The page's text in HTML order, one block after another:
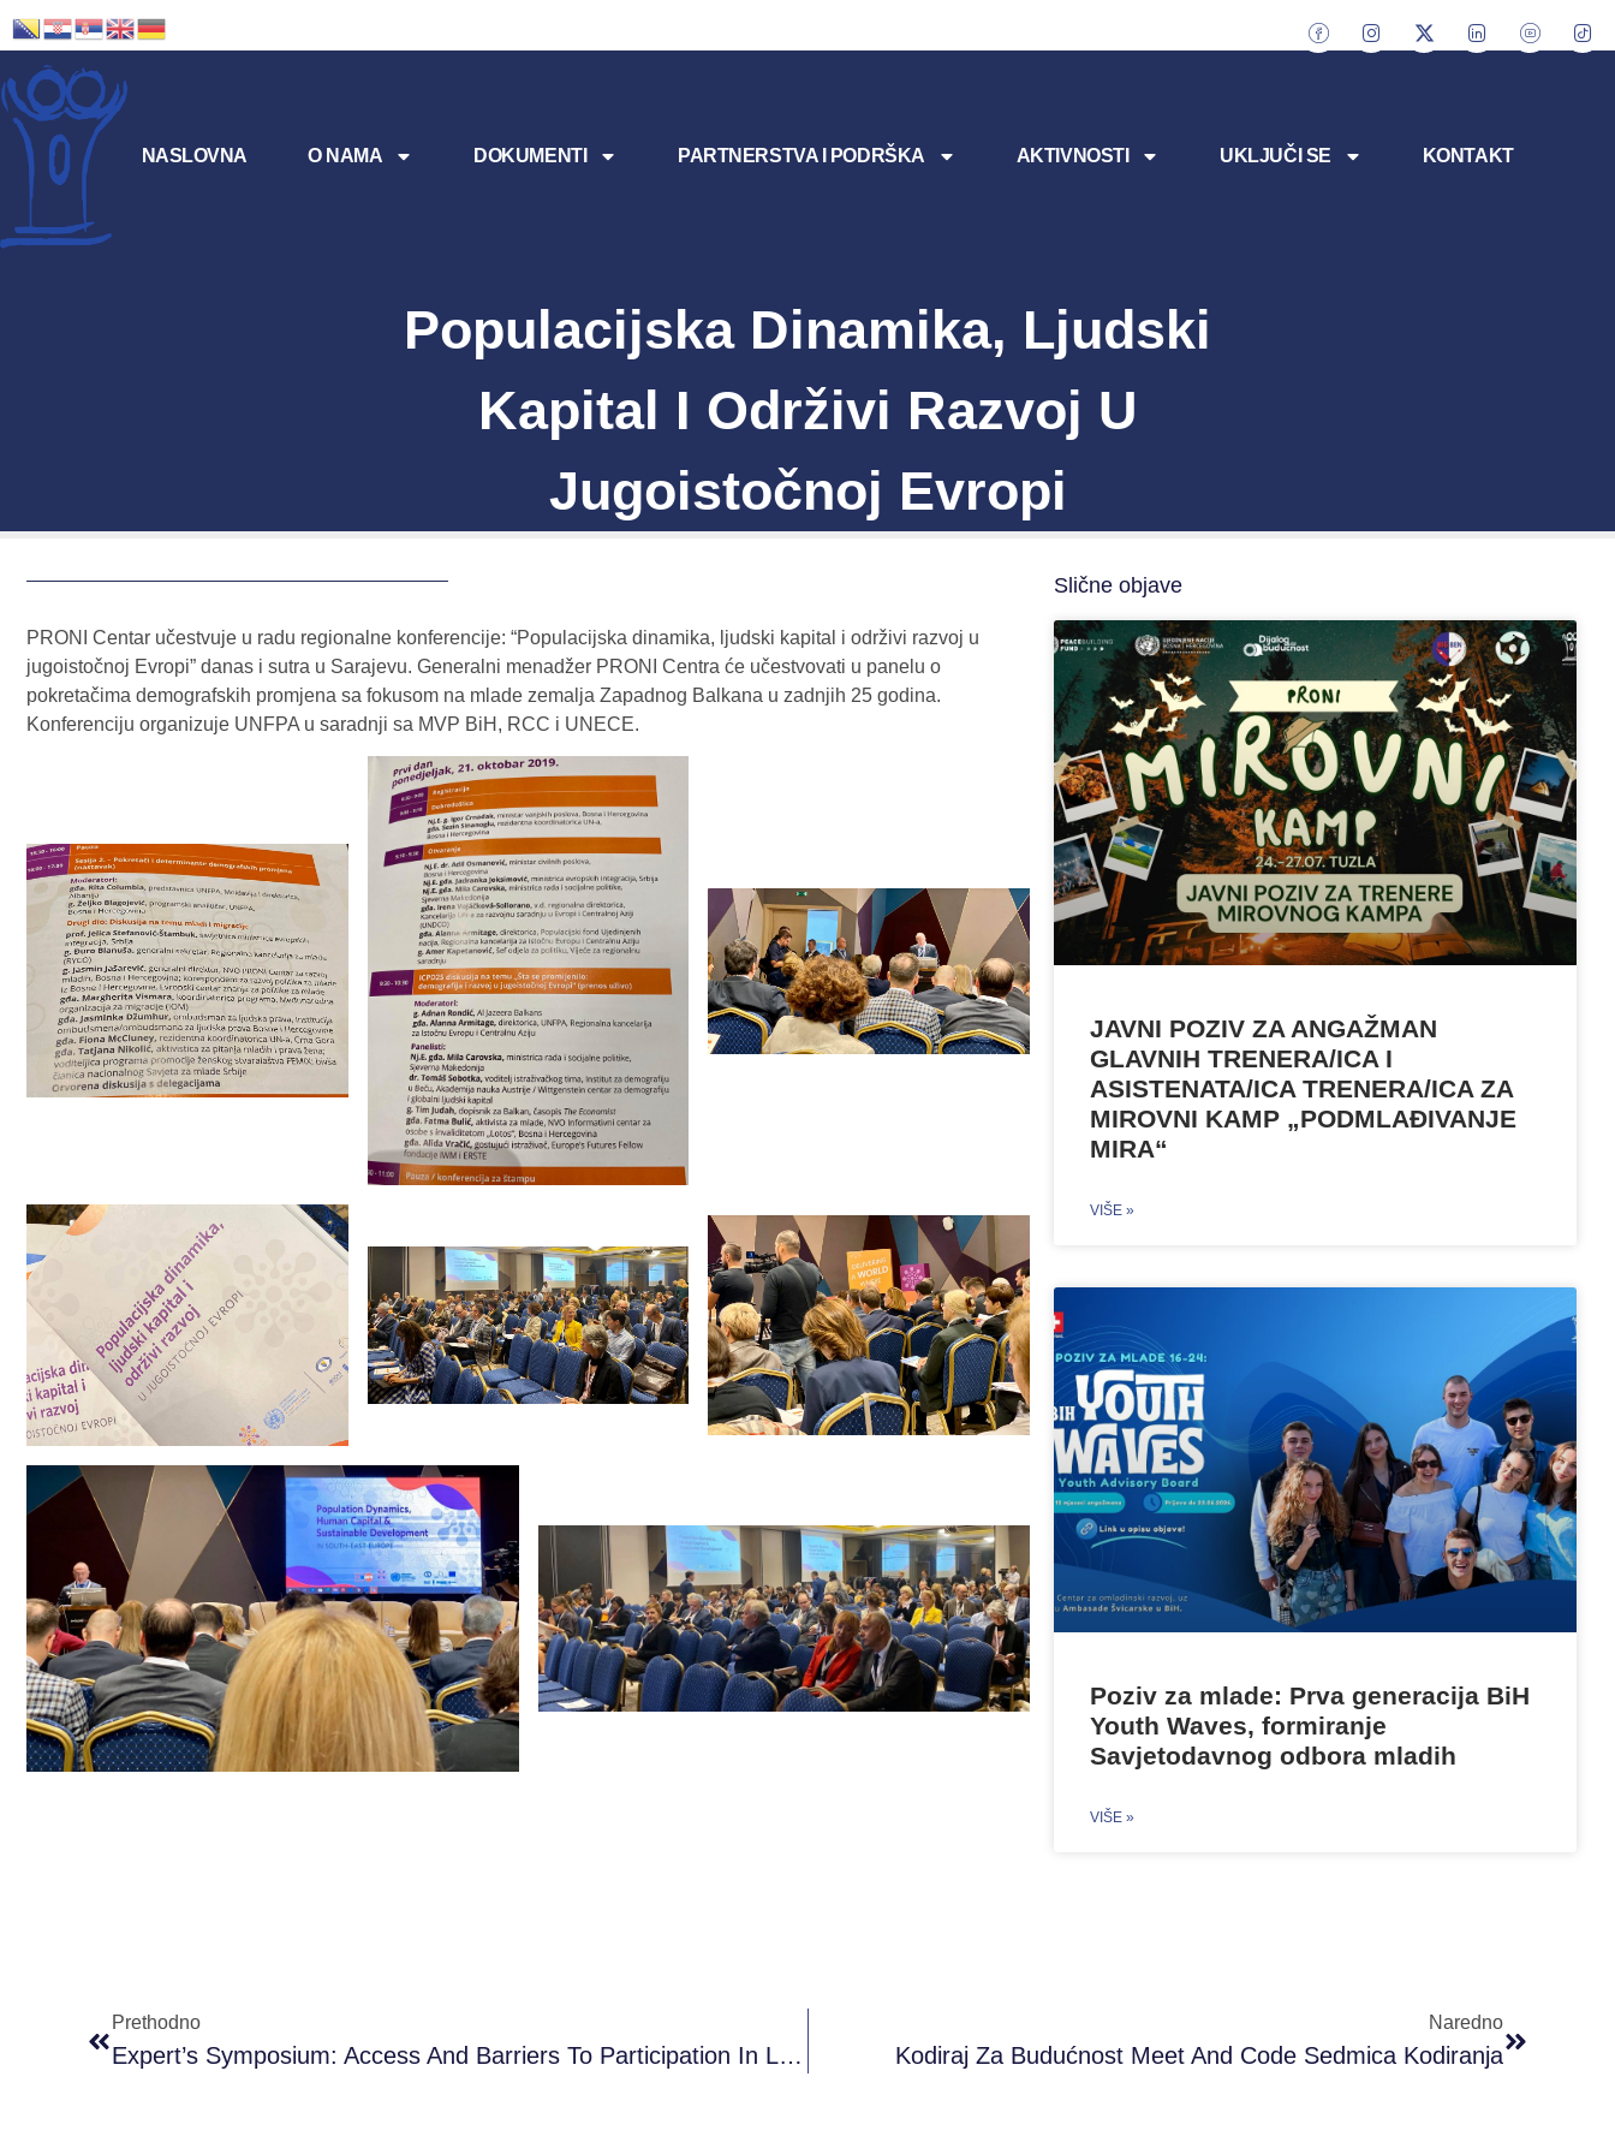
NASLOVNA O NAMA DOKUMENTI PARTNERSTVA I PODRŠKA AKTIVNOSTI UKLJUČI SE KONTAKT
Populacijska Dinamika, Ljudski
Kapital I Održivi Razvoj U
Jugoistočnoj Evropi
PRONI Centar učestvuje u radu regionalne konferencije: “Populacijska dinamika, ljudski kapital i održivi razvoj u
jugoistočnoj Evropi” danas i sutra u Sarajevu. Generalni menadžer PRONI Centra će učestvovati u panelu o
pokretačima demografskih promjena sa fokusom na mlade zemalja Zapadnog Balkana u zadnjih 25 godina.
Konferenciju organizuje UNFPA u saradnji sa MVP BiH, RCC i UNECE.
Slične objave
JAVNI POZIV ZA ANGAŽMAN
GLAVNIH TRENERA/ICA I
ASISTENATA/ICA TRENERA/ICA ZA
MIROVNI KAMP „PODMLAĐIVANJE
MIRA“
VIŠE »
Poziv za mlade: Prva generacija BiH
Youth Waves, formiranje
Savjetodavnog odbora mladih
VIŠE »
Prethodno
Expert’s Symposium: Access And Barriers To Participation In Learning Mobility Projects – International Youth Work In Germany And The Western Balkan Six
Naredno
Kodiraj Za Budućnost Meet And Code Sedmica Kodiranja